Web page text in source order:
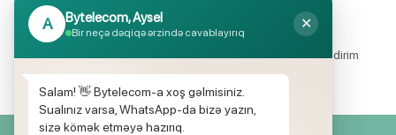
Endirimli məhsul seçimi
Mağazalarımızda mütəmadi olaraq, yüksək məbləğli endirim
və hədiyyə kampaniyaları keçirilir.
A Bytelecom, Aysel
Bir neçə dəqiqə ərzində cavablayırıq
✕
Salam! 👋 Bytelecom-a xoş gəlmisiniz.
Sualınız varsa, WhatsApp-da bizə yazın,
sizə kömək etməyə hazırıq.